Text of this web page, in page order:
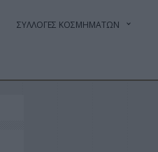
ΣΥΛΛΟΓΕΣ ΚΟΣΜΗΜΑΤΩΝ